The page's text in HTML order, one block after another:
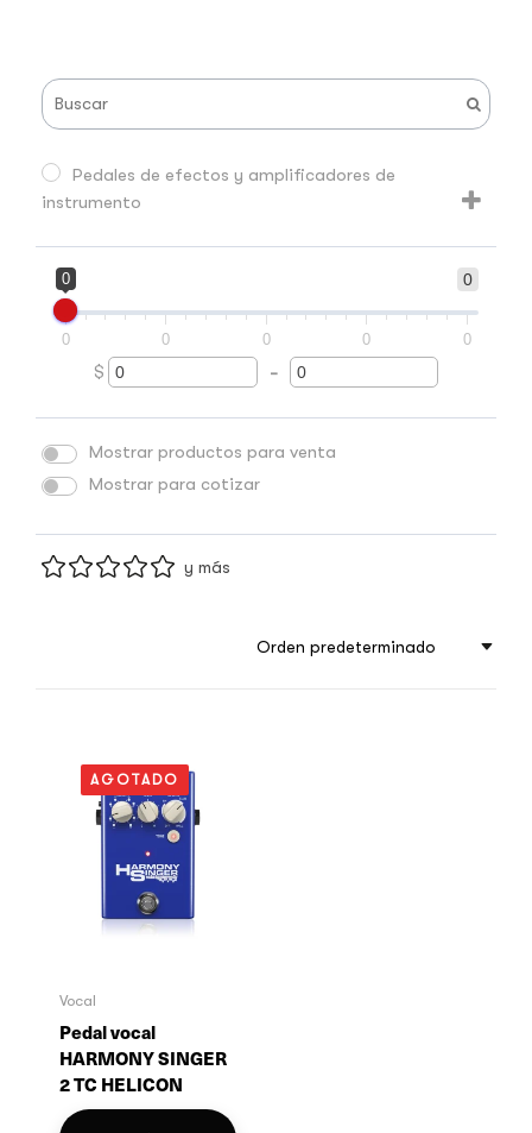
Pedales de efectos y amplificadores de
instrumento
0
0
0 0 0 0 0
$
Minimum Price
-
Maximum Price
Mostrar productos para venta
Mostrar para cotizar
y más
Orden predeterminado
AGOTADO
Vocal
Pedal vocal
HARMONY SINGER
2 TC HELICON